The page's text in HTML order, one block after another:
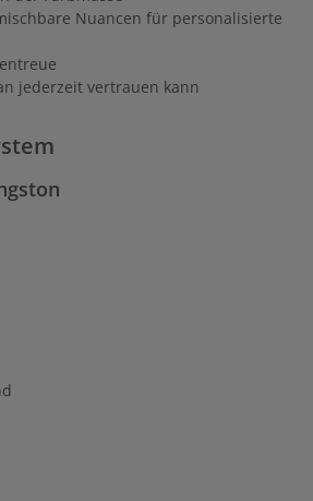
Nuancen für personalisierte
jederzeit vertrauen kann